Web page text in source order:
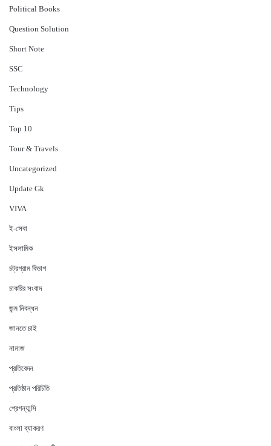
Political Books
Question Solution
Short Note
‍SSC
Technology
Tips
Top 10
Tour & Travels
Uncategorized
Update Gk
VIVA
ই-সেবা
ইসলামিক
চট্রগ্রাম বিভাগ
চাকরির সংবাদ
জন্ম নিবন্ধন
জানতে চাই
নামাজ
প্রতিবেদন
প্রতিষ্ঠান পরিচিতি
প্রেগন্যান্সি
বাংলা ব্যাকরণ